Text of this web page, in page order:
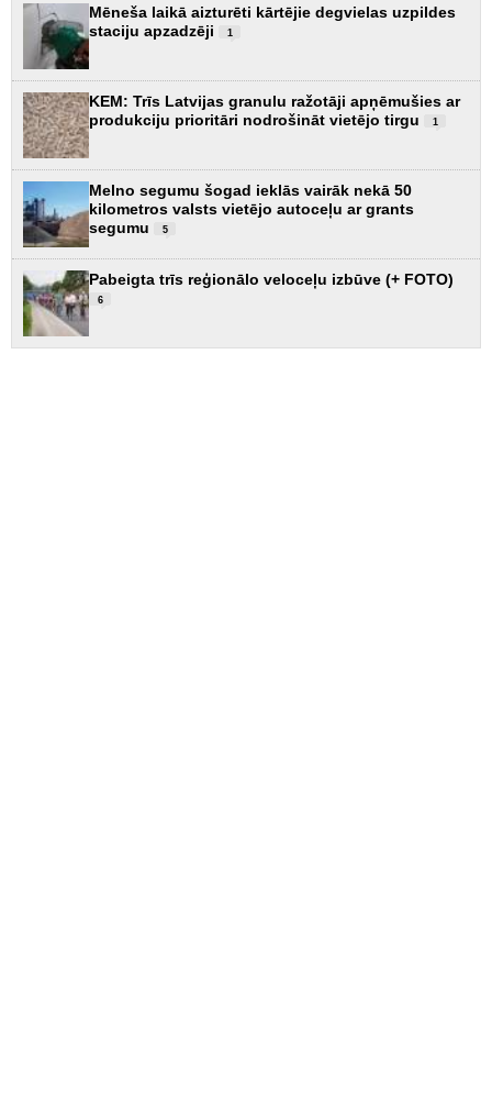
Mēneša laikā aizturēti kārtējie degvielas uzpildes
staciju apzadzēji
1
KEM: Trīs Latvijas granulu ražotāji apņēmušies ar
produkciju prioritāri nodrošināt vietējo tirgu
1
Melno segumu šogad ieklās vairāk nekā 50
kilometros valsts vietējo autoceļu ar grants
segumu
5
Pabeigta trīs reģionālo veloceļu izbūve (+ FOTO)
6